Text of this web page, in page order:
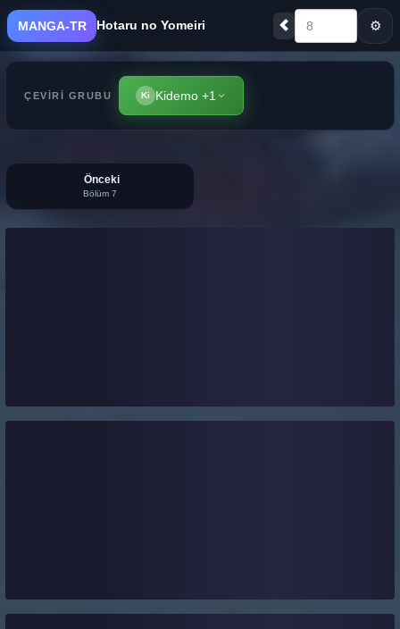
MANGA-TR Hotaru no Yomeiri 8 ⚙
ÇEVIRI GRUBU Ki Kidemo +1
Önceki
Bölüm 7